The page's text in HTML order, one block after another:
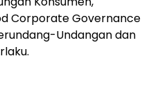
Corporate Governance
Undangan dan